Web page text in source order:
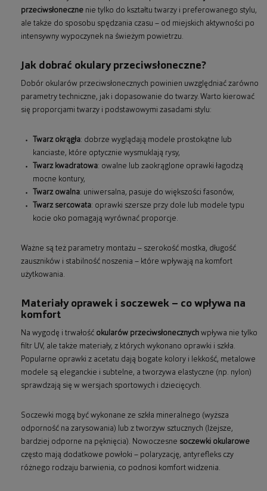
przeciwsłoneczne nie tylko do kształtu twarzy i preferowanego stylu,
ale także do sposobu spędzania czasu – od miejskich aktywności po
intensywny wypoczynek na świeżym powietrzu.
Jak dobrać okulary przeciwsłoneczne?
Dobór okularów przeciwsłonecznych powinien uwzględniać zarówno
parametry techniczne, jak i dopasowanie do twarzy. Warto kierować
się proporcjami twarzy i podstawowymi zasadami stylu:
Twarz okrągła: dobrze wyglądają modele prostokątne lub
kanciaste, które optycznie wysmuklają rysy,
Twarz kwadratowa: owalne lub zaokrąglone oprawki łagodzą
mocne kontury,
Twarz owalna: uniwersalna, pasuje do większości fasonów,
Twarz sercowata: oprawki szersze przy dole lub modele typu
kocie oko pomagają wyrównać proporcje.
Ważne są też parametry montażu – szerokość mostka, długość
zauszników i stabilność noszenia – które wpływają na komfort
użytkowania.
Materiały oprawek i soczewek – co wpływa na
komfort
Na wygodę i trwałość okularów przeciwsłonecznych wpływa nie tylko
filtr UV, ale także materiały, z których wykonano oprawki i szkła.
Popularne oprawki z acetatu dają bogate kolory i lekkość, metalowe
modele są eleganckie i subtelne, a tworzywa elastyczne (np. nylon)
sprawdzają się w wersjach sportowych i dziecięcych.
Soczewki mogą być wykonane ze szkła mineralnego (wyższa
odporność na zarysowania) lub z tworzyw sztucznych (lżejsze,
bardziej odporne na pęknięcia). Nowoczesne soczewki okularowe
często mają dodatkowe powłoki – polaryzację, antyrefleks czy
różnego rodzaju barwienia, co podnosi komfort widzenia.